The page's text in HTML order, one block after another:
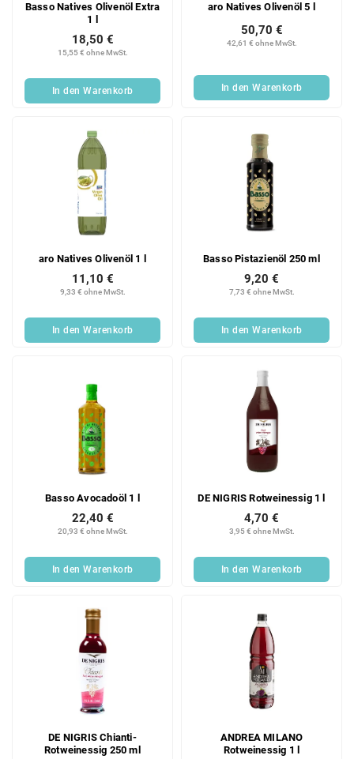
Basso Natives Olivenöl Extra
1 l
15,55 € ohne MwSt.
18,50 €
In den Warenkorb
aro Natives Olivenöl 5 l
42,61 € ohne MwSt.
50,70 €
In den Warenkorb
aro Natives Olivenöl 1 l
9,33 € ohne MwSt.
11,10 €
In den Warenkorb
Basso Pistazienöl 250 ml
7,73 € ohne MwSt.
9,20 €
In den Warenkorb
Basso Avocadoöl 1 l
20,93 € ohne MwSt.
22,40 €
In den Warenkorb
DE NIGRIS Rotweinessig 1 l
3,95 € ohne MwSt.
4,70 €
In den Warenkorb
DE NIGRIS Chianti-
Rotweinessig 250 ml
ANDREA MILANO
Rotweinessig 1 l